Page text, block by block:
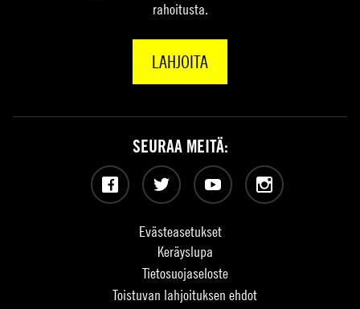
rahoitusta.
LAHJOITA
Evästeasetukset
Keräyslupa
Tietosuojaseloste
Toistuvan lahjoituksen ehdot
SEURAA MEITÄ:
Facebook Twitter YouTubeInstagram